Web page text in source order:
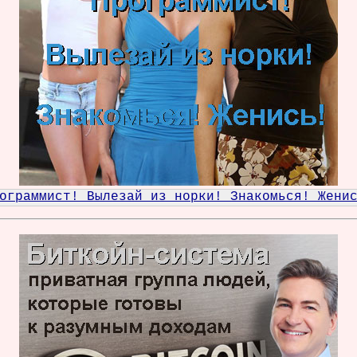
Вылезай из норки! Знакомься!